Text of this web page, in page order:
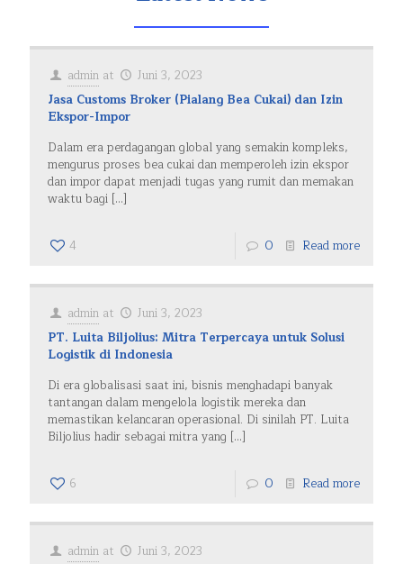
admin at
Juni 3, 2023
Jasa Customs Broker (Pialang Bea Cukai) dan Izin
Ekspor-Impor
Dalam era perdagangan global yang semakin kompleks,
mengurus proses bea cukai dan memperoleh izin ekspor
dan impor dapat menjadi tugas yang rumit dan memakan
waktu bagi […]
4 0 Read more
admin at
Juni 3, 2023
PT. Luita Biljolius: Mitra Terpercaya untuk Solusi
Logistik di Indonesia
Di era globalisasi saat ini, bisnis menghadapi banyak
tantangan dalam mengelola logistik mereka dan
memastikan kelancaran operasional. Di sinilah PT. Luita
Biljolius hadir sebagai mitra yang […]
6 0 Read more
admin at
Juni 3, 2023